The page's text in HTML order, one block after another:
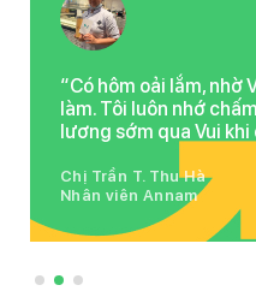
“Có hôm oải lắm, nhờ
làm. Tôi luôn nhớ
lương sớm qua Vui khi
Chị Trần T. Thu Hà
Nhân viên Annam